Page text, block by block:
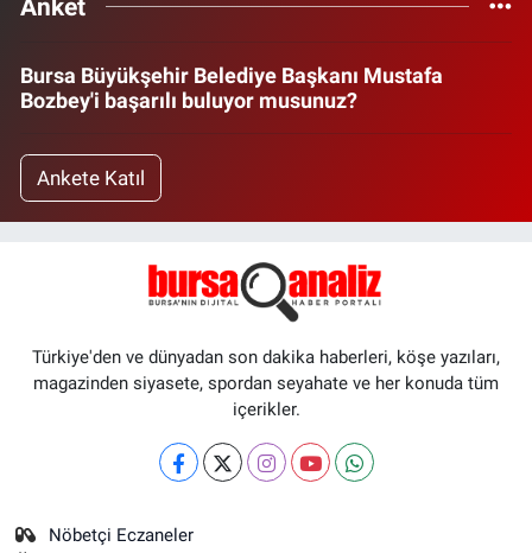
Anket
Bursa Büyükşehir Belediye Başkanı Mustafa
Bozbey'i başarılı buluyor musunuz?
Ankete Katıl
Türkiye'den ve dünyadan son dakika haberleri, köşe yazıları,
magazinden siyasete, spordan seyahate ve her konuda tüm
içerikler.
Nöbetçi Eczaneler